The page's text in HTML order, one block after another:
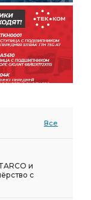
Все
и
с